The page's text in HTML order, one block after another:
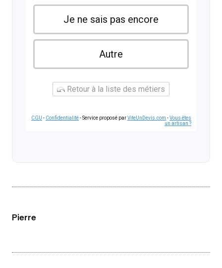
Je ne sais pas encore
Autre
Retour à la liste des métiers
CGU - Confidentialité- Service proposé parViteUnDevis.com -Vous êtes
un artisan ?
Pierre